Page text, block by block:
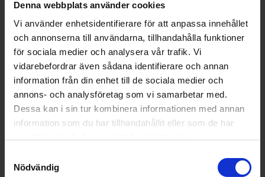
Denna webbplats använder cookies
Vi använder enhetsidentifierare för att anpassa innehållet
och annonserna till användarna, tillhandahålla funktioner
för sociala medier och analysera vår trafik. Vi
vidarebefordrar även sådana identifierare och annan
information från din enhet till de sociala medier och
annons- och analysföretag som vi samarbetar med.
Dessa kan i sin tur kombinera informationen med annan
information som du har tillhandahållit eller som de har
Nödvändig